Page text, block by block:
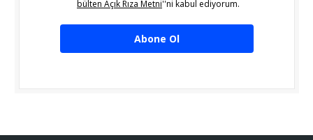
bülten Açık Rıza Metni''ni kabul ediyorum.
Abone Ol